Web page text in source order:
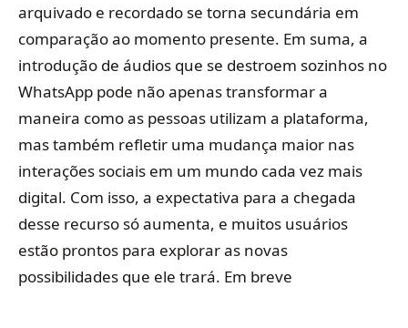
arquivado e recordado se torna secundária em
comparação ao momento presente. Em suma, a
introdução de áudios que se destroem sozinhos no
WhatsApp pode não apenas transformar a
maneira como as pessoas utilizam a plataforma,
mas também refletir uma mudança maior nas
interações sociais em um mundo cada vez mais
digital. Com isso, a expectativa para a chegada
desse recurso só aumenta, e muitos usuários
estão prontos para explorar as novas
possibilidades que ele trará. Em breve